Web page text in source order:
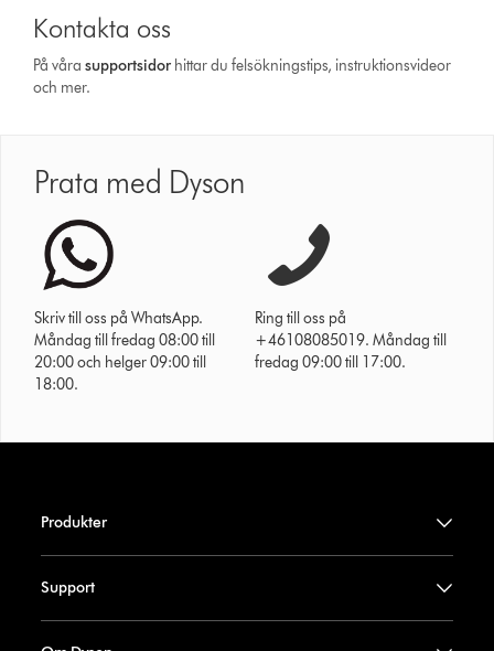
Kontakta oss
På vårasupport­sidor hittar du felsökningstips, instruktionsvideor
och mer.
Prata med Dyson
Skriv till oss på WhatsApp.
Måndag till fredag 08:00 till
20:00 och helger 09:00 till
18:00.
Ring till oss på
+46108085019. Måndag till
fredag 09:00 till 17:00.
Produkter
Support